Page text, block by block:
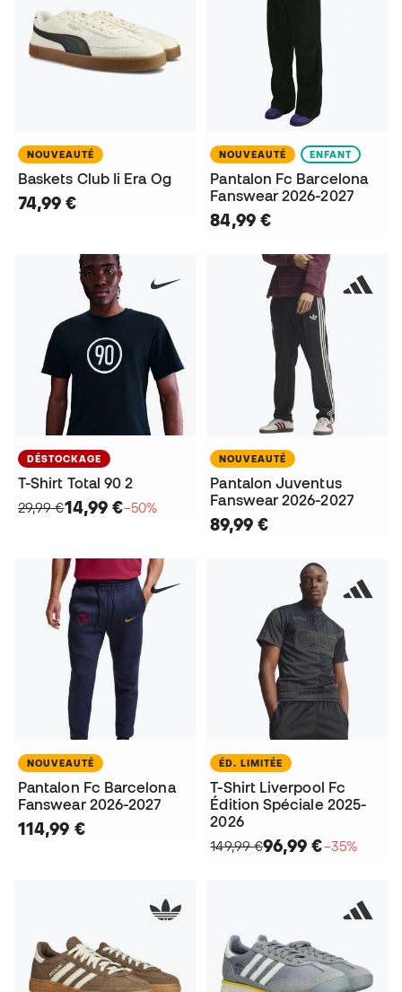
NOUVEAUTÉ
Baskets Club Ii Era Og
74,99 €
NOUVEAUTÉ ENFANT
Pantalon Fc Barcelona
Fanswear 2026-2027
84,99 €
DÉSTOCKAGE
T-Shirt Total 90 2
29,99 €14,99 €−50%
NOUVEAUTÉ
Pantalon Juventus
Fanswear 2026-2027
89,99 €
NOUVEAUTÉ
Pantalon Fc Barcelona
Fanswear 2026-2027
114,99 €
ÉD. LIMITÉE
T-Shirt Liverpool Fc
Édition Spéciale 2025-
2026
149,99 €96,99 €−35%